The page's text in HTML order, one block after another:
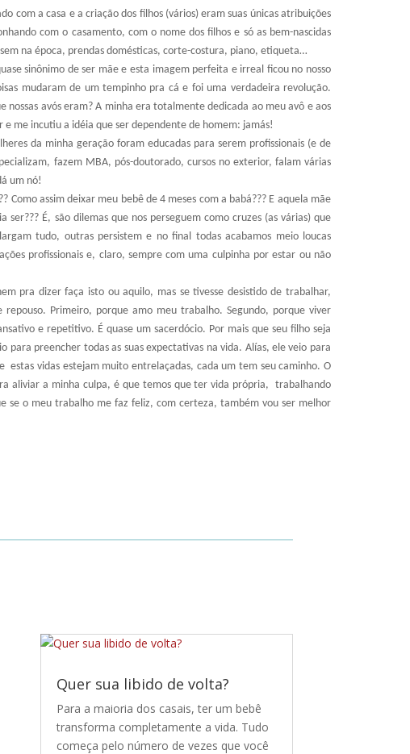
com a casa e a criação dos filhos (vários) eram suas únicas atribuições
com o casamento, com o nome dos filhos e só as bem-nascidas
na época, prendas domésticas, corte-costura, piano, etiqueta…
sinônimo de ser mãe e esta imagem perfeita e irreal ficou no nosso
mudaram de um tempinho pra cá e foi uma verdadeira revolução.
nossas avós eram? A minha era totalmente dedicada ao meu avô e aos
me incutiu a idéia que ser dependente de homem: jamás!
da minha geração foram educadas para serem profissionais (e de
fazem MBA, pós-doutorado, cursos no exterior, falam várias
um nó!
Como assim deixar meu bebê de 4 meses com a babá??? E aquela mãe
É, são dilemas que nos perseguem como cruzes (as várias) que
tudo, outras persistem e no final todas acabamos meio loucas
profissionais e, claro, sempre com uma culpinha por estar ou não
pra dizer faça isto ou aquilo, mas se tivesse desistido de trabalhar,
Primeiro, porque amo meu trabalho. Segundo, porque viver
e repetitivo. É quase um sacerdócio. Por mais que seu filho seja
para preencher todas as suas expectativas na vida. Alías, ele veio para
estas vidas estejam muito entrelaçadas, cada um tem seu caminho. O
aliviar a minha culpa, é que temos que ter vida própria, trabalhando
se o meu trabalho me faz feliz, com certeza, também vou ser melhor
Quer sua libido de volta?
Para a maioria dos casais, ter um bebê
transforma completamente a vida. Tudo
começa pelo número de vezes que você